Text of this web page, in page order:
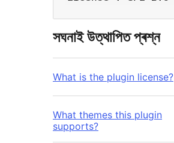
সঘনাই উত্থাপিত প্ৰশ্ন
What is the plugin license?
What themes this plugin
supports?